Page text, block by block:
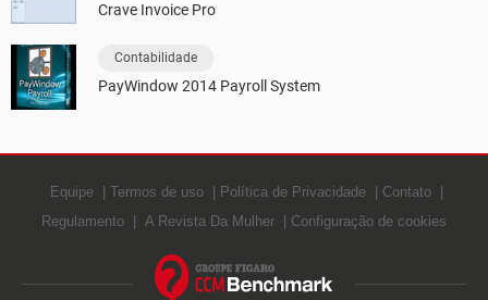
Crave Invoice Pro
Contabilidade
PayWindow 2014 Payroll System
Equipe Termos de uso Política de Privacidade
Contato
Regulamento
A Revista Da Mulher Configuração de cookies